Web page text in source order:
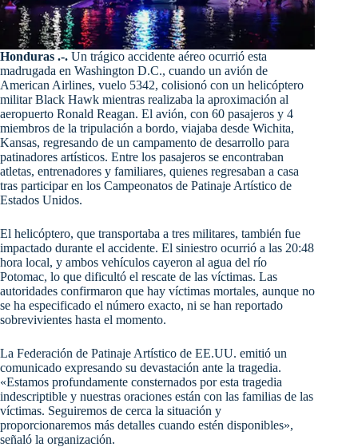
Honduras .-. Un trágico accidente aéreo ocurrió esta
madrugada en Washington D.C., cuando un avión de
American Airlines, vuelo 5342, colisionó con un helicóptero
militar Black Hawk mientras realizaba la aproximación al
aeropuerto Ronald Reagan. El avión, con 60 pasajeros y 4
miembros de la tripulación a bordo, viajaba desde Wichita,
Kansas, regresando de un campamento de desarrollo para
patinadores artísticos. Entre los pasajeros se encontraban
atletas, entrenadores y familiares, quienes regresaban a casa
tras participar en los Campeonatos de Patinaje Artístico de
Estados Unidos.
El helicóptero, que transportaba a tres militares, también fue
impactado durante el accidente. El siniestro ocurrió a las 20:48
hora local, y ambos vehículos cayeron al agua del río
Potomac, lo que dificultó el rescate de las víctimas. Las
autoridades confirmaron que hay víctimas mortales, aunque no
se ha especificado el número exacto, ni se han reportado
sobrevivientes hasta el momento.
La Federación de Patinaje Artístico de EE.UU. emitió un
comunicado expresando su devastación ante la tragedia.
«Estamos profundamente consternados por esta tragedia
indescriptible y nuestras oraciones están con las familias de las
víctimas. Seguiremos de cerca la situación y
proporcionaremos más detalles cuando estén disponibles»,
señaló la organización.